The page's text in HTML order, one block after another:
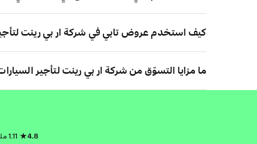
كيف استخدم عروض تابي في شركة ار بي رينت
ما مزايا التسوّق من شركة ار بي رينت لتأجير
4.8